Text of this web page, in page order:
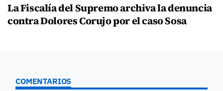
La Fiscalía del Supremo archiva la denuncia
contra Dolores Corujo por el caso Sosa
COMENTARIOS